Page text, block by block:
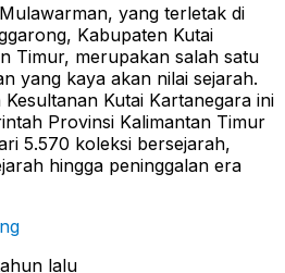
yang terletak di
Kabupaten Kutai
Timur, merupakan salah satu
yang kaya akan nilai sejarah.
Kutai Kartanegara ini
Provinsi Kalimantan Timur
5.570 koleksi bersejarah,
hingga peninggalan era
lalu